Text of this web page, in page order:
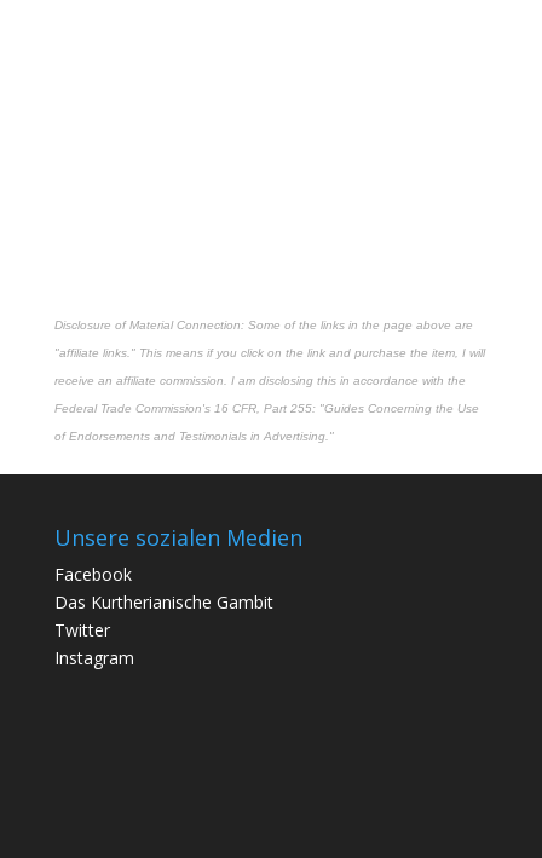
Disclosure of Material Connection: Some of the links in the page above are
"affiliate links." This means if you click on the link and purchase the item, I will
receive an affiliate commission. I am disclosing this in accordance with the
Federal Trade Commission's 16 CFR, Part 255: "Guides Concerning the Use
of Endorsements and Testimonials in Advertising."
Unsere sozialen Medien
Facebook
Das Kurtherianische Gambit
Twitter
Instagram